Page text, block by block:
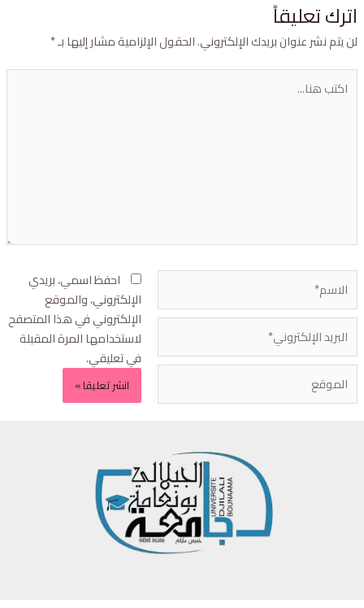
تعليقاً
يتم نشر عنوان بريدك الإلكتروني.الحقول الإلزامية مشار إليها بـ*
احفظ اسمي، بريدي
الإلكتروني، والموقع
الإلكتروني في هذا المتصفح
لاستخدامها المرة المقبلة
في تعليقي.